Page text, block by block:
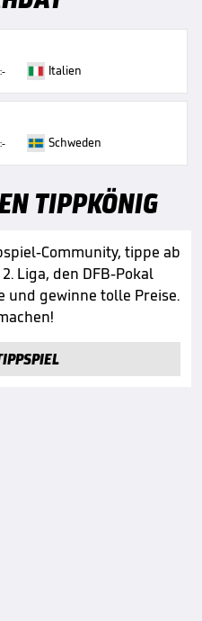
Italien
Schweden
TIPPKÖNIG
Community, tippe ab
Liga, den DFB-Pokal
und gewinne tolle Preise.